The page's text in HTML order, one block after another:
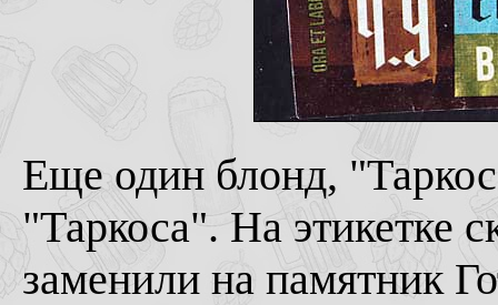
Еще один блонд,
"Таркоса". На этикетке
заменили на памятник